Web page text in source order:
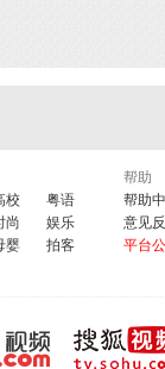
校
粤语
尚
娱乐
婴 拍客
帮助
帮助
意见
平台